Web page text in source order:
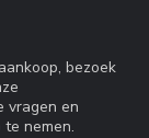
bezoek
vragen en
nemen.